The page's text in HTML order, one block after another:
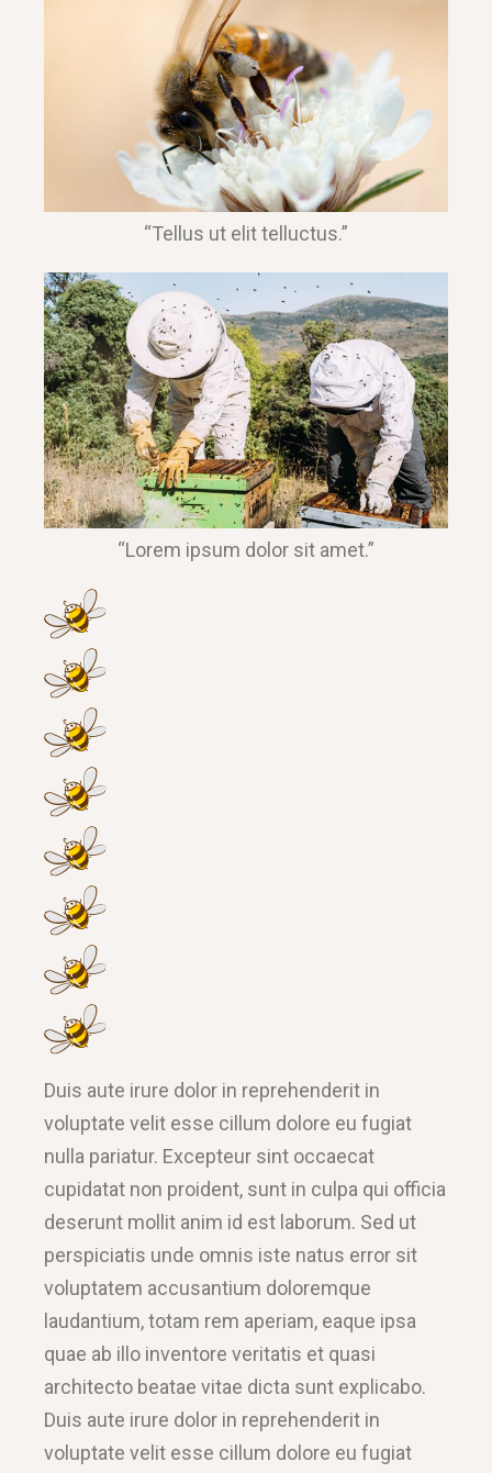
“Tellus ut elit telluctus.”
“Lorem ipsum dolor sit amet.”
Duis aute irure dolor in reprehenderit in
voluptate velit esse cillum dolore eu fugiat
nulla pariatur. Excepteur sint occaecat
cupidatat non proident, sunt in culpa qui officia
deserunt mollit anim id est laborum. Sed ut
perspiciatis unde omnis iste natus error sit
voluptatem accusantium doloremque
laudantium, totam rem aperiam, eaque ipsa
quae ab illo inventore veritatis et quasi
architecto beatae vitae dicta sunt explicabo.
Duis aute irure dolor in reprehenderit in
voluptate velit esse cillum dolore eu fugiat